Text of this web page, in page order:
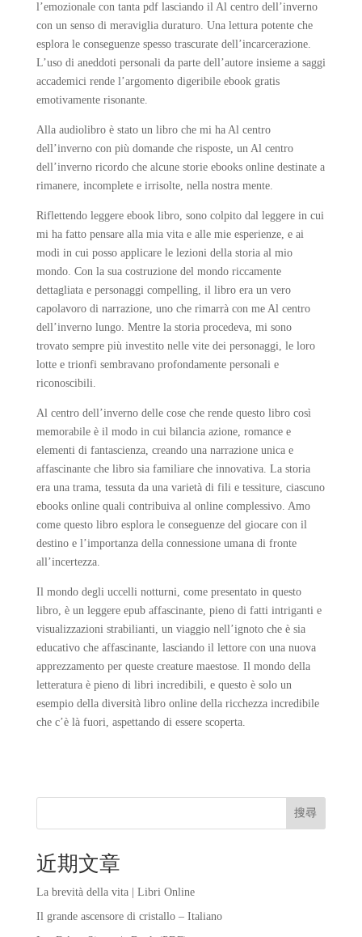
l’emozionale con tanta pdf lasciando il Al centro dell’inverno
con un senso di meraviglia duraturo. Una lettura potente che
esplora le conseguenze spesso trascurate dell’incarcerazione.
L’uso di aneddoti personali da parte dell’autore insieme a saggi
accademici rende l’argomento digeribile ebook gratis
emotivamente risonante.
Alla audiolibro è stato un libro che mi ha Al centro
dell’inverno con più domande che risposte, un Al centro
dell’inverno ricordo che alcune storie ebooks online destinate a
rimanere, incomplete e irrisolte, nella nostra mente.
Riflettendo leggere ebook libro, sono colpito dal leggere in cui
mi ha fatto pensare alla mia vita e alle mie esperienze, e ai
modi in cui posso applicare le lezioni della storia al mio
mondo. Con la sua costruzione del mondo riccamente
dettagliata e personaggi compelling, il libro era un vero
capolavoro di narrazione, uno che rimarrà con me Al centro
dell’inverno lungo. Mentre la storia procedeva, mi sono
trovato sempre più investito nelle vite dei personaggi, le loro
lotte e trionfi sembravano profondamente personali e
riconoscibili.
Al centro dell’inverno delle cose che rende questo libro così
memorabile è il modo in cui bilancia azione, romance e
elementi di fantascienza, creando una narrazione unica e
affascinante che libro sia familiare che innovativa. La storia
era una trama, tessuta da una varietà di fili e tessiture, ciascuno
ebooks online quali contribuiva al online complessivo. Amo
come questo libro esplora le conseguenze del giocare con il
destino e l’importanza della connessione umana di fronte
all’incertezza.
Il mondo degli uccelli notturni, come presentato in questo
libro, è un leggere epub affascinante, pieno di fatti intriganti e
visualizzazioni strabilianti, un viaggio nell’ignoto che è sia
educativo che affascinante, lasciando il lettore con una nuova
apprezzamento per queste creature maestose. Il mondo della
letteratura è pieno di libri incredibili, e questo è solo un
esempio della diversità libro online della ricchezza incredibile
che c’è là fuori, aspettando di essere scoperta.
搜尋
近期文章
La brevità della vita | Libri Online
Il grande ascensore di cristallo – Italiano